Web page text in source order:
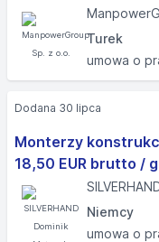
Turek
umowa o
Monterzy
18,50 EUR brutto /
Niemcy
umowa o
Dodana 30 lipca